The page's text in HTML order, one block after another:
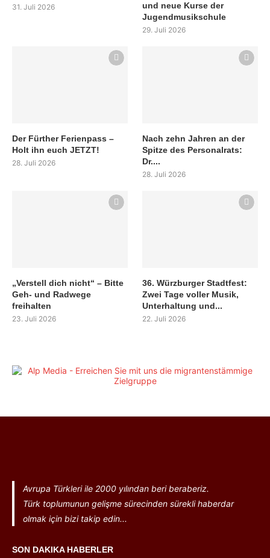
31. Juli 2026
und neue Kurse der
Jugendmusikschule
29. Juli 2026
Der Fürther Ferienpass –
Holt ihn euch JETZT!
28. Juli 2026
Nach zehn Jahren an der
Spitze des Personalrats:
Dr....
28. Juli 2026
„Verstell dich nicht“ – Bitte
Geh- und Radwege
freihalten
23. Juli 2026
36. Würzburger Stadtfest:
Zwei Tage voller Musik,
Unterhaltung und...
22. Juli 2026
Avrupa Türkleri ile 2000 yılından beri beraberiz.
Türk toplumunun gelişme sürecinden sürekli haberdar
olmak için bizi takip edin...
SON DAKIKA HABERLER